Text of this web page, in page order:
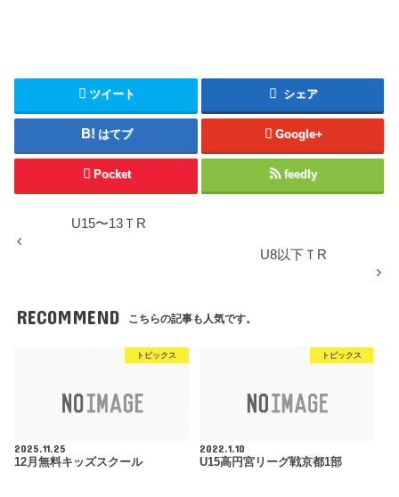
ツイート シェア
はてブ Google+
Pocket feedly
U15〜13ＴR
U8以下ＴR
RECOMMEND こちらの記事も人気です。
トピックス
2025.11.25
12月無料キッズスクール
トピックス
2022.1.10
U15高円宮リーグ戦京都1部